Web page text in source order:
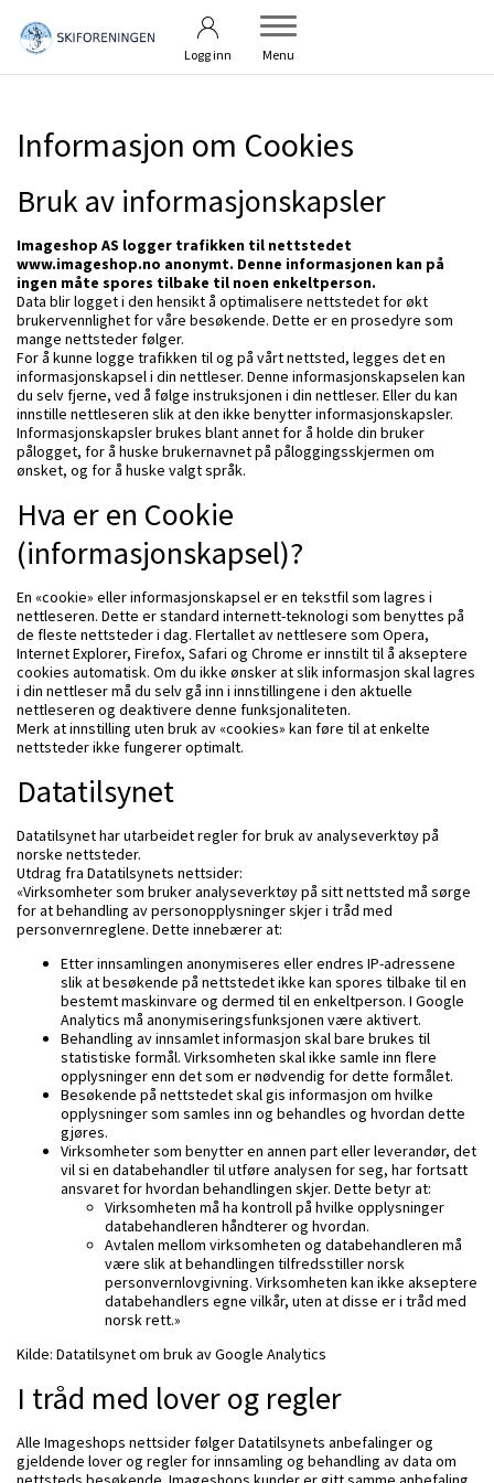
Logg inn Menu
Kontakt oss
Informasjon om Cookies
Bruk av informasjonskapsler
Imageshop AS logger trafikken til nettstedet
www.imageshop.no anonymt. Denne informasjonen kan på
ingen måte spores tilbake til noen enkeltperson.
Data blir logget i den hensikt å optimalisere nettstedet for økt
brukervennlighet for våre besøkende. Dette er en prosedyre som
mange nettsteder følger.
For å kunne logge trafikken til og på vårt nettsted, legges det en
informasjonskapsel i din nettleser. Denne informasjonskapselen kan
du selv fjerne, ved å følge instruksjonen i din nettleser. Eller du kan
innstille nettleseren slik at den ikke benytter informasjonskapsler.
Informasjonskapsler brukes blant annet for å holde din bruker
pålogget, for å huske brukernavnet på påloggingsskjermen om
ønsket, og for å huske valgt språk.
Hva er en Cookie
(informasjonskapsel)?
En «cookie» eller informasjonskapsel er en tekstfil som lagres i
nettleseren. Dette er standard internett-teknologi som benyttes på
de fleste nettsteder i dag. Flertallet av nettlesere som Opera,
Internet Explorer, Firefox, Safari og Chrome er innstilt til å akseptere
cookies automatisk. Om du ikke ønsker at slik informasjon skal lagres
i din nettleser må du selv gå inn i innstillingene i den aktuelle
nettleseren og deaktivere denne funksjonaliteten.
Merk at innstilling uten bruk av «cookies» kan føre til at enkelte
nettsteder ikke fungerer optimalt.
Datatilsynet
Datatilsynet har utarbeidet regler for bruk av analyseverktøy på
norske nettsteder.
Utdrag fra Datatilsynets nettsider:
«Virksomheter som bruker analyseverktøy på sitt nettsted må sørge
for at behandling av personopplysninger skjer i tråd med
personvernreglene. Dette innebærer at:
Etter innsamlingen anonymiseres eller endres IP-adressene
slik at besøkende på nettstedet ikke kan spores tilbake til en
bestemt maskinvare og dermed til en enkeltperson. I Google
Analytics må anonymiseringsfunksjonen være aktivert.
Behandling av innsamlet informasjon skal bare brukes til
statistiske formål. Virksomheten skal ikke samle inn flere
opplysninger enn det som er nødvendig for dette formålet.
Besøkende på nettstedet skal gis informasjon om hvilke
opplysninger som samles inn og behandles og hvordan dette
gjøres.
Virksomheter som benytter en annen part eller leverandør, det
vil si en databehandler til utføre analysen for seg, har fortsatt
ansvaret for hvordan behandlingen skjer. Dette betyr at:
Virksomheten må ha kontroll på hvilke opplysninger
databehandleren håndterer og hvordan.
Avtalen mellom virksomheten og databehandleren må
være slik at behandlingen tilfredsstiller norsk
personvernlovgivning. Virksomheten kan ikke akseptere
databehandlers egne vilkår, uten at disse er i tråd med
norsk rett.»
Kilde: Datatilsynet om bruk av Google Analytics
I tråd med lover og regler
Alle Imageshops nettsider følger Datatilsynets anbefalinger og
gjeldende lover og regler for innsamling og behandling av data om